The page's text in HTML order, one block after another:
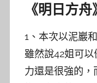
《明日方
1、本次以泥巖
雖然說42姐可
力還是很強的，